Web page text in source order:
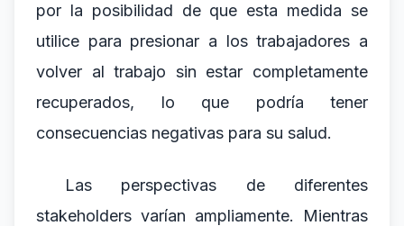
por la posibilidad de que esta medida se
utilice para presionar a los trabajadores a
volver al trabajo sin estar completamente
recuperados, lo que podría tener
consecuencias negativas para su salud.
Las perspectivas de diferentes
stakeholders varían ampliamente. Mientras